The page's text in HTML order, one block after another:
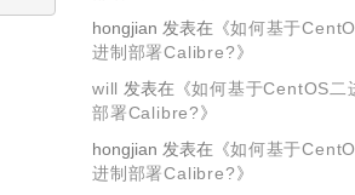
hongjian 发表在《如何基于
进制部署Calibre?》
will 发表在《如何基于CentOS二
部署Calibre?》
hongjian 发表在《如何基于
进制部署Calibre?》